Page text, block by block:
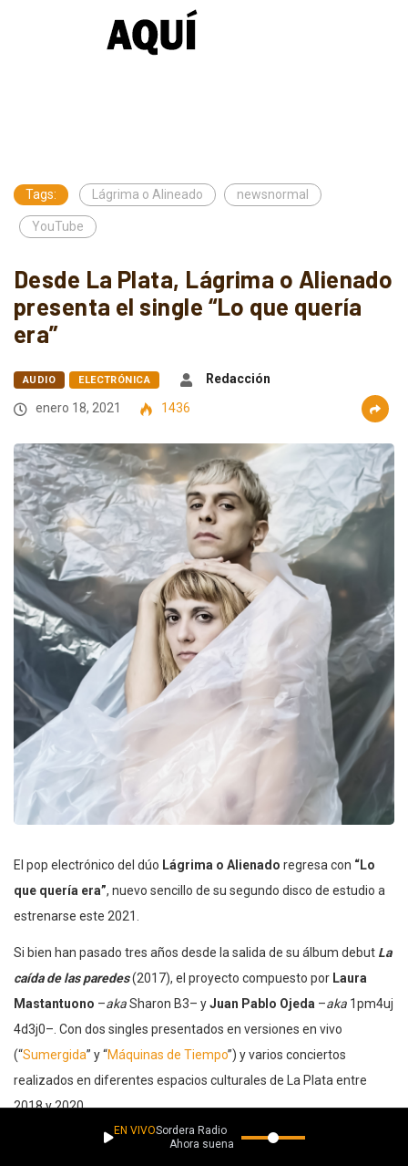
Tags: Lágrima o Alineado newsnormal
YouTube
Desde La Plata, Lágrima o Alienado
presenta el single “Lo que quería
era”
AUDIO ELECTRÓNICA
Redacción
enero 18, 2021
1436
El pop electrónico del dúo Lágrima o Alienado regresa con “Lo
que quería era”, nuevo sencillo de su segundo disco de estudio a
estrenarse este 2021.
Si bien han pasado tres años desde la salida de su álbum debut La
caída de las paredes(2017), el proyecto compuesto por Laura
Mastantuono –akaSharon B3– yJuan Pablo Ojeda –aka 1pm4uj
4d3j0–. Con dos singles presentados en versiones en vivo
(“Sumergida” y “Máquinas de Tiempo”) y varios conciertos
realizados en diferentes espacios culturales de La Plata entre
2018 y 2020.
EN VIVOSordera Radio
Ahora suena